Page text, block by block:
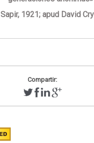
Sapir, 1921; apud David
Compartir: